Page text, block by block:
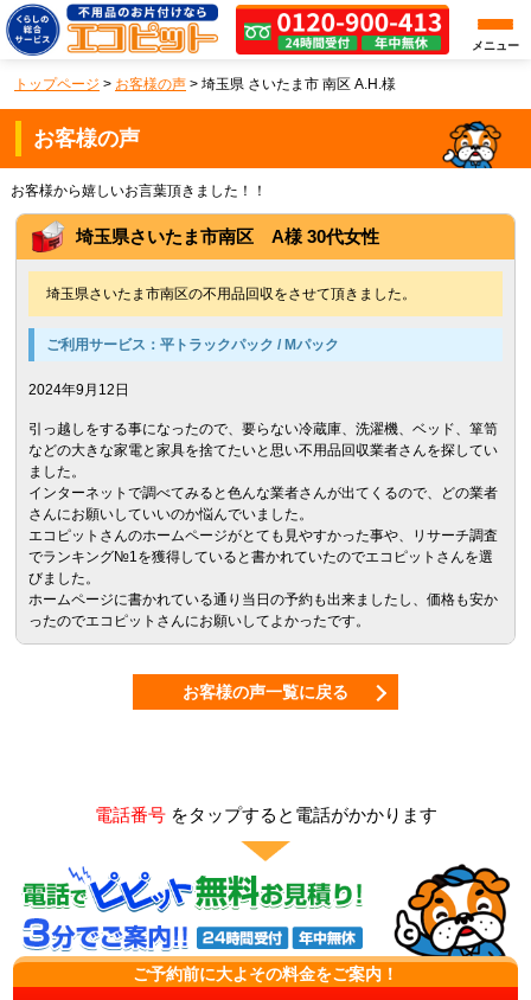
メニュー
トップページ > お客様の声 > 埼玉県 さいたま市 南区 A.H.様
お客様の声
お客様から嬉しいお言葉頂きました！！
埼玉県さいたま市南区 A様 30代女性
埼玉県さいたま市南区の不用品回収をさせて頂きました。
ご利用サービス：平トラックパック / Mパック
2024年9月12日
引っ越しをする事になったので、要らない冷蔵庫、洗濯機、ベッド、箪笥
などの大きな家電と家具を捨てたいと思い不用品回収業者さんを探してい
ました。
インターネットで調べてみると色んな業者さんが出てくるので、どの業者
さんにお願いしていいのか悩んでいました。
エコピットさんのホームページがとても見やすかった事や、リサーチ調査
でランキング№1を獲得していると書かれていたのでエコピットさんを選
びました。
ホームページに書かれている通り当日の予約も出来ましたし、価格も安か
ったのでエコピットさんにお願いしてよかったです。
お客様の声一覧に戻る
電話番号をタップすると電話がかかります
ご予約前に大よその料金をご案内！